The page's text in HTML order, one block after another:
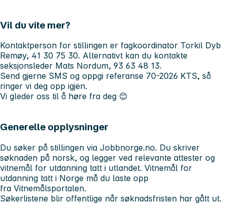
Vil du vite mer?
Kontaktperson for stillingen er fagkoordinator Torkil Dyb
Remøy, 41 30 75 30. Alternativt kan du kontakte
seksjonsleder Mats Nordum, 93 63 48 13.
Send gjerne SMS og oppgi referanse 70-2026 KTS, så
ringer vi deg opp igjen.
Vi gleder oss til å høre fra deg 😊
Generelle opplysninger
Du søker på stillingen via Jobbnorge.no. Du skriver
søknaden på norsk, og legger ved relevante attester og
vitnemål for utdanning tatt i utlandet. Vitnemål for
utdanning tatt i Norge må du laste opp
fra Vitnemålsportalen.
Søkerlistene blir offentlige når søknadsfristen har gått ut.